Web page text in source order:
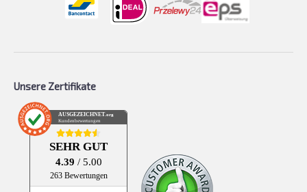
Unsere Zertifikate
AUSGEZEICHNET.org
Kundenbewertungen
SEHR GUT
4.39 / 5.00
263 Bewertungen